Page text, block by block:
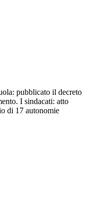
pubblicato il decreto
I sindacati: atto
di 17 autonomie